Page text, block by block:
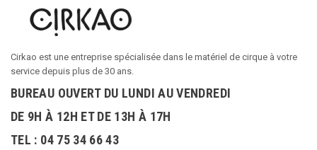
Cirkao est une entreprise spécialisée dans le matériel de cirque à votre
service depuis plus de 30 ans.
BUREAU OUVERT DU LUNDI AU VENDREDI
DE 9H À 12H ET DE 13H À 17H
TEL : 04 75 34 66 43